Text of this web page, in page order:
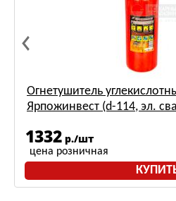
Огнетушитель
Ярпожинвест (d-114, эл.
1332 р./шт
цена розничная